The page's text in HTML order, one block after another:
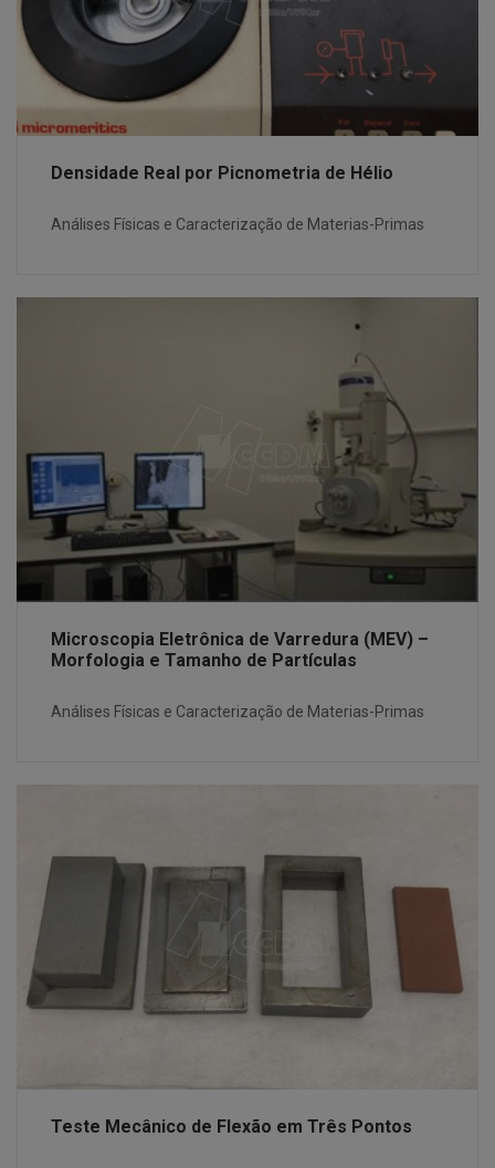
Densidade Real por Picnometria de Hélio
Análises Físicas e Caracterização de Materias-Primas
Microscopia Eletrônica de Varredura (MEV) –
Morfologia e Tamanho de Partículas
Análises Físicas e Caracterização de Materias-Primas
Teste Mecânico de Flexão em Três Pontos